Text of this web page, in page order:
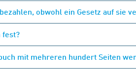
obwohl ein Gesetz auf sie
fest?
mit mehreren hundert Seiten